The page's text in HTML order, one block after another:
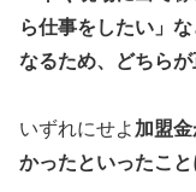
ら仕事をしたい」
なるため、どちらが
いずれにせよ 加盟
かったといったこと